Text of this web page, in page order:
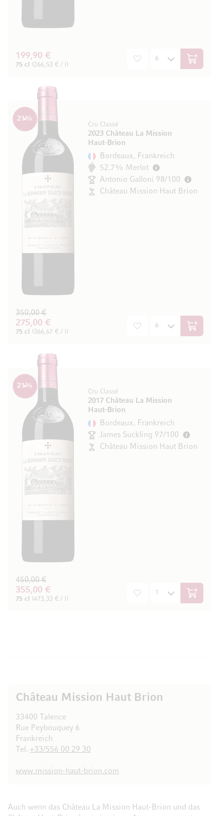
199,90 €
75 cl (266,53 € / l) In den
Cru Classé
2023 Château La Mission
Haut-Brion
21%
Bordeaux, Frankreich
52.7% Merlot
Antonio Galloni 98/100
Château Mission Haut Brion
275,00 €
350,00 €
75 cl (366,67 € / l) In den
Cru Classé
2017 Château La Mission
Haut-Brion
21%
Bordeaux, Frankreich
James Suckling 97/100
Château Mission Haut Brion
355,00 €
450,00 €
75 cl (473,33 € / l) In den
Château Mission Haut Brion
33400 Talence
Rue Peybouquey 6
Frankreich
Tel. +33/556 00 29 30
www.mission-haut-brion.com
Auch wenn das Château La Mission Haut-Brion und das